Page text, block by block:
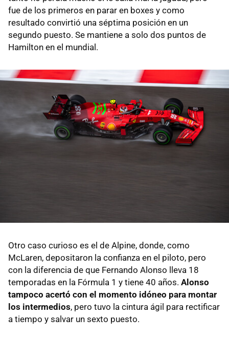
fue de los primeros en parar en boxes y como
resultado convirtió una séptima posición en un
segundo puesto. Se mantiene a solo dos puntos de
Hamilton en el mundial.
Otro caso curioso es el de Alpine, donde, como
McLaren, depositaron la confianza en el piloto, pero
con la diferencia de que Fernando Alonso lleva 18
temporadas en la Fórmula 1 y tiene 40 años. Alonso
tampoco acertó con el momento idóneo para montar
los intermedios, pero tuvo la cintura ágil para rectificar
a tiempo y salvar un sexto puesto.